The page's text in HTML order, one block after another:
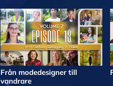
Från modedesigner till
vandrare